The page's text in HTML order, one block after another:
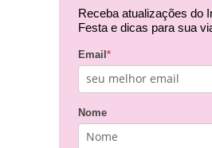
Receba atualizações do
Festa e dicas para sua
Email *
Nome